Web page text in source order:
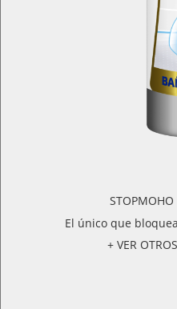
STOPMOHO
El único que
+ VER